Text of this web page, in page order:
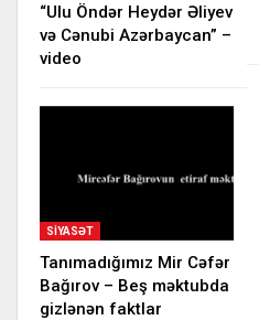
“Ulu Öndər Heydər Əliyev
və Cənubi Azərbaycan” –
video
SIYASƏT
Tanımadığımız Mir Cəfər
Bağırov – Beş məktubda
gizlənən faktlar